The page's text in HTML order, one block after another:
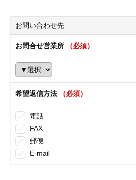
お問い合わせ先
お問合せ営業所 （必須）
希望返信方法 （必須）
電話
FAX
郵便
E-mail